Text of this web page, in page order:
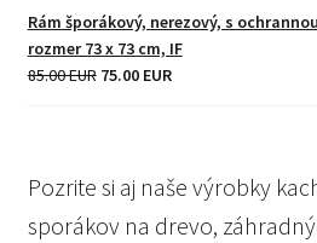
was:
23.00 EUR.
18.00 EUR.
Rám šporákový, nerezový, s
rozmer 73 x 73 cm, IF
85.00 EUR Original
75.00 EURCurrent
Pozrite si aj naše výrobky
sporákov na drevo,